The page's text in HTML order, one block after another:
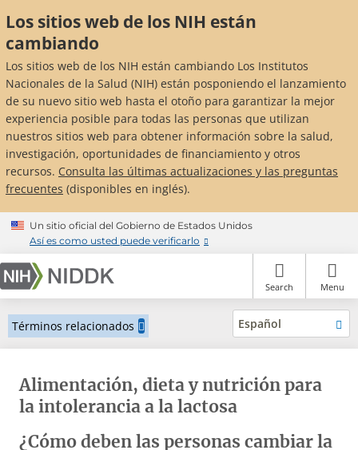
main
content
Los sitios web de los NIH están
cambiando
Los sitios web de los NIH están cambiando Los Institutos
Nacionales de la Salud (NIH) están posponiendo el lanzamiento
de su nuevo sitio web hasta el otoño para garantizar la mejor
experiencia posible para todas las personas que utilizan
nuestros sitios web para obtener información sobre la salud,
investigación, oportunidades de financiamiento y otros
recursos. Consulta las últimas actualizaciones y las preguntas
frecuentes (disponibles en inglés).
Un sitio oficial del Gobierno de Estados Unidos
Así es como usted puede verificarlo
Search Menu
Términos relacionados Español
Alimentación, dieta y nutrición para
la intolerancia a la lactosa
¿Cómo deben las personas cambiar la